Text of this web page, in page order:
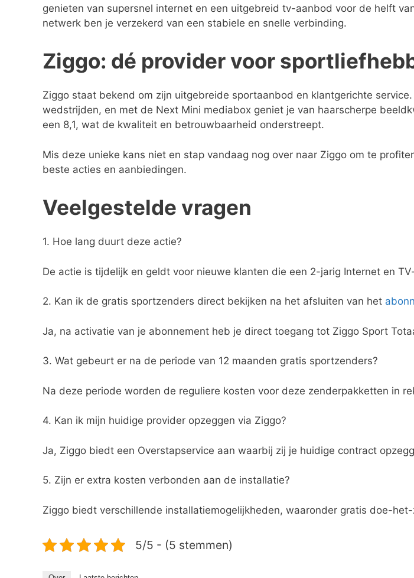
genieten van supersnel internet en een uitgebreid tv-aanbod voor de helft
netwerk ben je verzekerd van een stabiele en snelle verbinding.
Ziggo: dé provider voor
Ziggo staat bekend om zijn uitgebreide sportaanbod en klantgerichte
wedstrijden, en met de Next Mini mediabox geniet je van haarscherpe
een 8,1, wat de kwaliteit en betrouwbaarheid onderstreept.
Mis deze unieke kans niet en stap vandaag nog over naar Ziggo om te
beste acties en aanbiedingen.
Veelgestelde vragen
1. Hoe lang duurt deze actie?
De actie is tijdelijk en geldt voor nieuwe klanten die een 2-jarig Internet en
2. Kan ik de gratis sportzenders direct bekijken na het afsluiten van het
Ja, na activatie van je abonnement heb je direct toegang tot Ziggo Sport
3. Wat gebeurt er na de periode van 12 maanden gratis sportzenders?
Na deze periode worden de reguliere kosten voor deze zenderpakketten in
4. Kan ik mijn huidige provider opzeggen via Ziggo?
Ja, Ziggo biedt een Overstapservice aan waarbij zij je huidige contract
5. Zijn er extra kosten verbonden aan de installatie?
Ziggo biedt verschillende installatiemogelijkheden, waaronder gratis doe-
5/5 - (5 stemmen)